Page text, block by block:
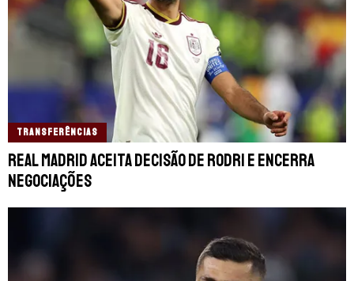
TRANSFERÊNCIAS
Real Madrid aceita decisão de Rodri e encerra
negociações